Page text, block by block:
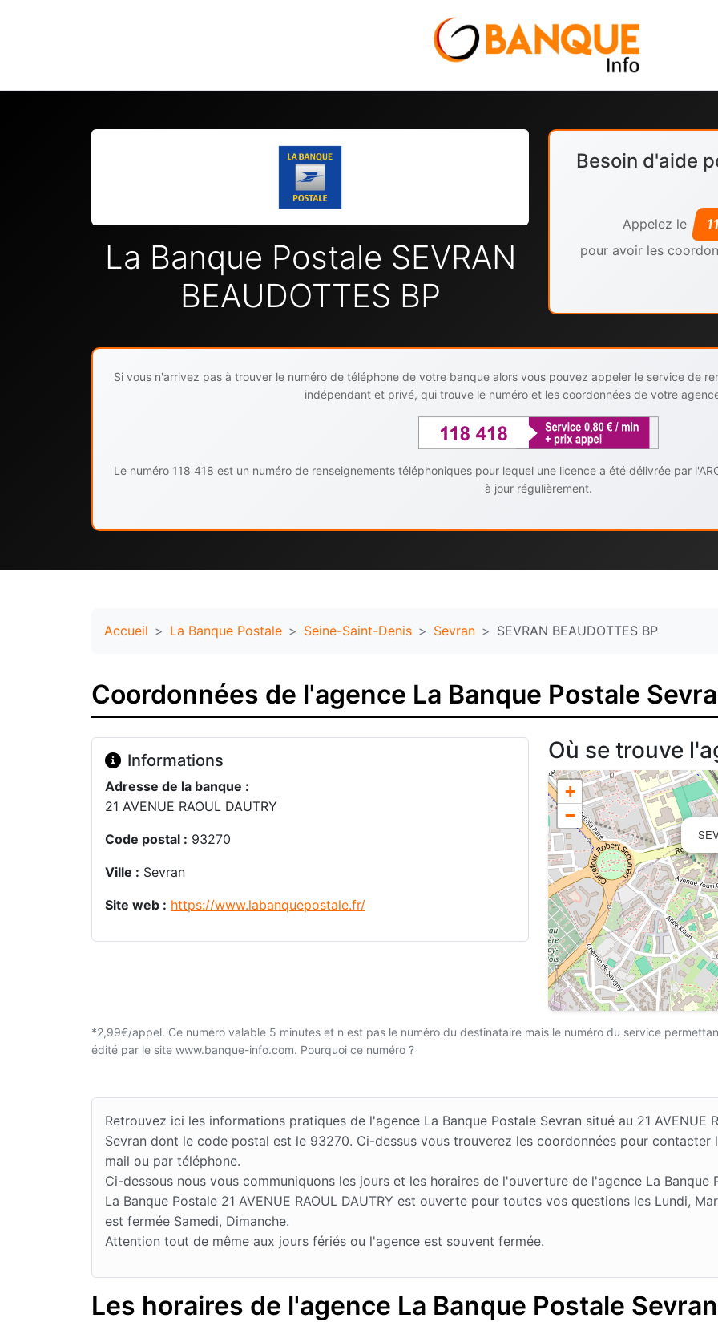
La Banque Postale SEVRAN
BEAUDOTTES BP
Besoin d'aide
Appelez le
pour avoir les
Si vous n'arrivez pas à trouver le numéro de téléphone de votre banque alors vous pouvez appeler le service de
indépendant et privé, qui trouve le numéro et les coordonnées de votre
Le numéro 118 418 est un numéro de renseignements téléphoniques pour lequel une licence a été délivrée par
à jour régulièrement.
Accueil La Banque Postale Seine-Saint-Denis Sevran SEVRAN BEAUDOTTES BP
Coordonnées de l'agence La Banque Postale
Informations
Adresse de la banque :
21 AVENUE RAOUL DAUTRY
Code postal : 93270
Ville : Sevran
Site web : https://www.labanquepostale.fr/
Où se trouve
+
−
*2,99€/appel. Ce numéro valable 5 minutes et n est pas le numéro du destinataire mais le numéro du service
édité par le site www.banque-info.com. Pourquoi ce numéro ?
Retrouvez ici les informations pratiques de l'agence La Banque Postale Sevran situé au 21 AVENUE
Sevran dont le code postal est le 93270. Ci-dessus vous trouverez les coordonnées pour contacter
mail ou par téléphone.
Ci-dessous nous vous communiquons les jours et les horaires de l'ouverture de l'agence La Banque
La Banque Postale 21 AVENUE RAOUL DAUTRY est ouverte pour toutes vos questions les Lundi,
est fermée Samedi, Dimanche.
Attention tout de même aux jours fériés ou l'agence est souvent fermée.
Les horaires de l'agence La Banque Postale Sevran